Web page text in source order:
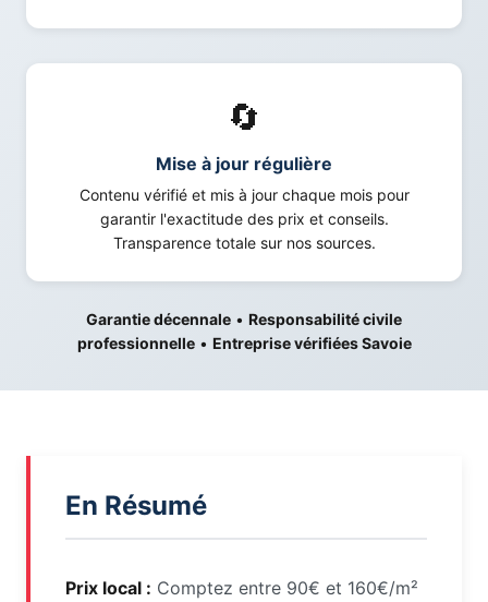
🔄
Mise à jour régulière
Contenu vérifié et mis à jour chaque mois pour
garantir l'exactitude des prix et conseils.
Transparence totale sur nos sources.
Garantie décennale • Responsabilité civile
professionnelle• Entreprise vérifiées Savoie
En Résumé
Prix local : Comptez entre 90€ et 160€/m²